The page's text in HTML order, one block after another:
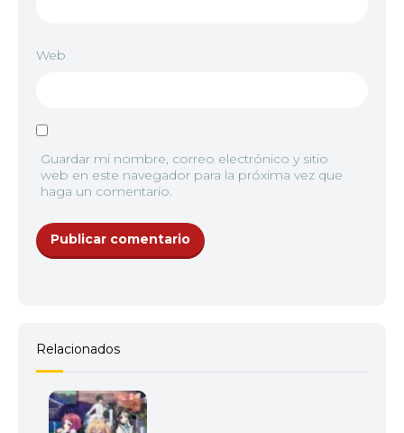
Web
Guardar mi nombre, correo electrónico y sitio
web en este navegador para la próxima vez que
haga un comentario.
Relacionados